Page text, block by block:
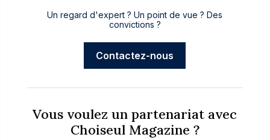
Un regard d'expert ? Un point de vue ? Des
convictions ?
Contactez-nous
Vous voulez un partenariat avec
Choiseul Magazine ?